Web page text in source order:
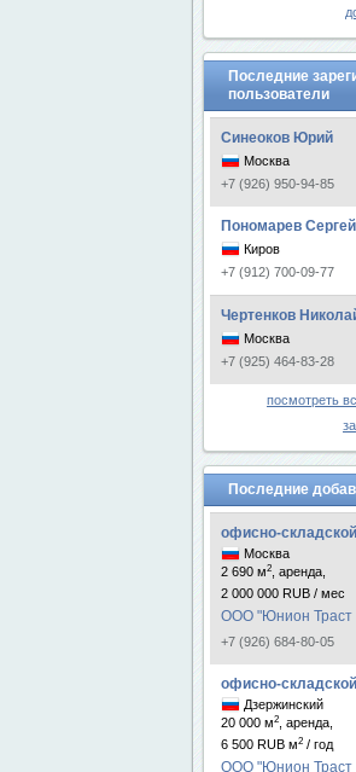
Последние
пользователи
Синеоков Юрий
Москва
+7 (926) 950-94-85
Пономарев
Киров
+7 (912) 700-09-77
Чертенков
Москва
+7 (925) 464-83-28
посмотреть
Последние
офисно-
Москва
2 690 м2
, аренда,
2 000 000 RUB / мес
ООО "Юнион Траст
+7 (926) 684-80-05
офисно-
Дзержинский
20 000 м2
, аренда,
6 500 RUB м2 / год
ООО "Юнион Траст